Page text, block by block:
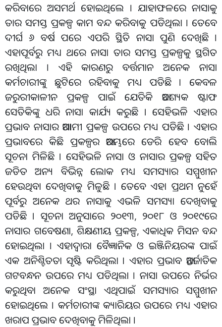
କରିବାରେ ଅସମର୍ଥ ହୋଇଥିଲେ । ଯାହାଫଳରେ ନାସାକୁ
ତାର ସମସ୍ତ ପ୍ରକଳ୍ପ କାମ ବନ୍ଦ କରିବାକୁ ପଡିଥିଲା । ତେବେ
ଦୀର୍ଘ ୬ ବର୍ଷ ପରେ ଏପରି ସ୍ଥିତି ନାସା ପୁଣି ଦେଖିଛି ।
ଏହାପୂର୍ବରୁ ମଧ୍ୟ ଥରେ ନାସା ତାର ସମସ୍ତ ପ୍ରକଳ୍ପକୁ ସ୍ଥଗିତ
ରଖିଥିଲା । ଏହି କାରଣରୁ ବର୍ତ୍ତମାନ ଅନେକ ନାସା
କର୍ମଚାରୀଙ୍କୁ ଛୁଟିରେ ରହିବାକୁ ମଧ୍ୟ ପଡିଛି । କେବଳ
ଜରୁରୀକାଳୀନ ପ୍ରକଳ୍ପ ପାଇଁ ଯେତିକି ଆବଶ୍ୟକ ଷ୍ଟାଫ
ସେତିକିଙ୍କୁ ଧରି ନାସା କାର୍ଯ୍ୟ କରୁଛି । ସେହିଭଳି ଏହାର
ପ୍ରଭାବ ନାସାର ଆଗାମୀ ପ୍ରକଳ୍ପ ଉପରେ ମଧ୍ୟ ପଡିଛି । ଏହାର
ପ୍ରଭାବରେ କିଛି ପ୍ରକଳ୍ପର ଆରମ୍ଭରେ ଡେରି ହେବ ବୋଲି
ସୂଚନା ମିଳିଛି । ସେହିଭଳି ନାସା ଓ ନାସାର ପ୍ରକଳ୍ପ ସହିତ
ଜଡିତ ଅନ୍ୟ ବିଭିନ୍ନ ଲୋକ ମଧ୍ୟ ସମସ୍ୟାର ସମ୍ମୁଖୀନ
ହେଉଥିବା ଦେଖିବାକୁ ମିଳୁଛି । ତେବେ ଏହା ପ୍ରଥମ ନୁହେଁ
ପୂର୍ବରୁ ଅନେକ ଥର ନାସାକୁ ଏଭଳି ସମସ୍ୟା ଦେଖିବାକୁ
ପଡିଛି । ସୂଚନା ଅନୁସାରେ ୨୦୧୩, ୨୦୧୮ ଓ ୨୦୧୯ରେ
ନାସାର ଗବେଷଣା, ଶିକ୍ଷଣୀୟ ପ୍ରକଳ୍ପ, ଏକାଧିକ ମିସନ ବନ୍ଦ
ହୋଇଥିଲା । ଏହାଦ୍ବାରା ବୈଜ୍ଞାନିକ ଓ ଇଞ୍ଜିନିୟରଙ୍କ ପାଇଁ
ଏକ ଅନିଶ୍ଚିତତା ସୃଷ୍ଟି କରିଥିଲା । ଏହାର ପ୍ରଭାବ ଆନ୍ତର୍ଜାତିକ
ଗଟବନ୍ଧନ ଉପରେ ମଧ୍ୟ ପଡିଥିଲା । ନାସା ଉପରେ ନିର୍ଭର
କରୁଥିବା ଅନେକ ସଂସ୍ଥା ଏଥିପାଇଁ ସମସ୍ୟାର ସମ୍ମୁଖୀନ
ହୋଇଥିଲେ । କର୍ମଚାରୀଙ୍କ କ୍ୟାରିୟର ଉପରେ ମଧ୍ୟ ଏହାର
ଖରାପ ପ୍ରଭାବ ଦେଖିବାକୁ ମିଳିଥିଲା ।